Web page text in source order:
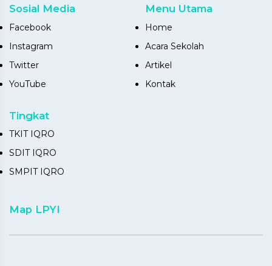
Sosial Media
Facebook
Instagram
Twitter
YouTube
Menu Utama
Home
Acara Sekolah
Artikel
Kontak
Tingkat
TKIT IQRO
SDIT IQRO
SMPIT IQRO
Map LPYI